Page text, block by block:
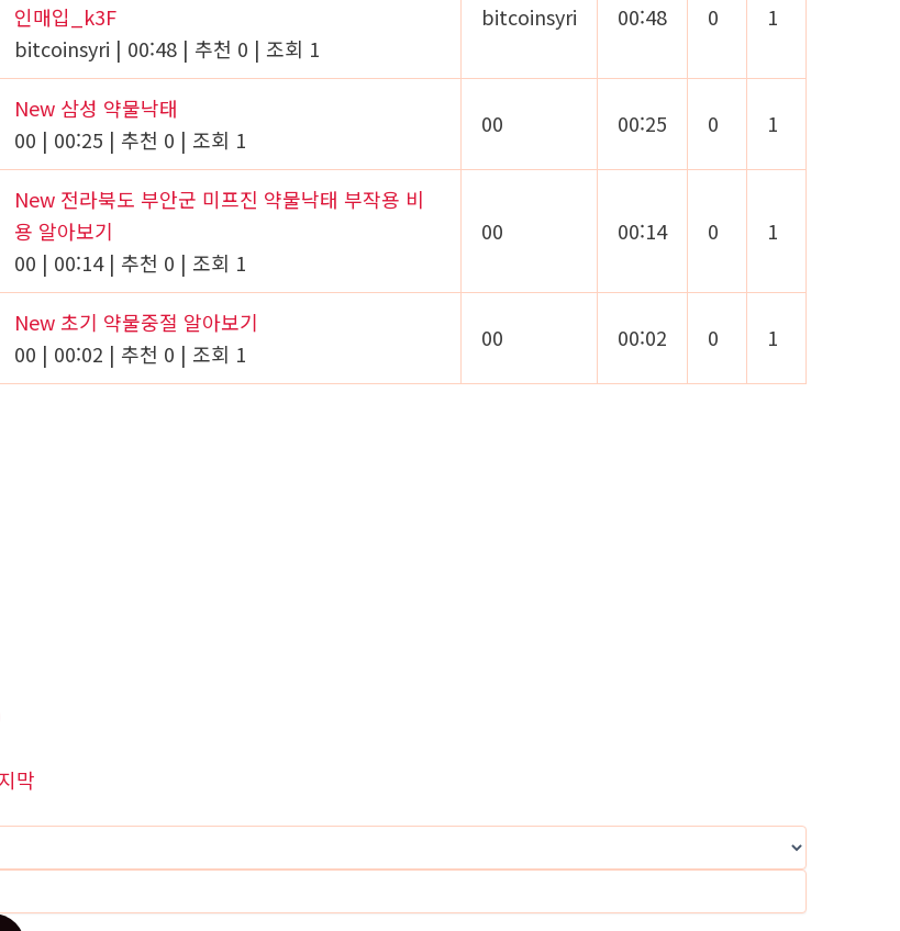
인매입_k3F
bitcoinsyri | 00:48 | 추천 0 | 조회 1
bitcoinsyri 00:48 0 1
New 삼성 약물낙태
00 | 00:25 | 추천 0 | 조회 1
00 00:25 0 1
New 전라북도 부안군 미프진 약물낙태 부작용 비
용 알아보기
00 | 00:14 | 추천 0 | 조회 1
00 00:14 0 1
New 초기 약물중절 알아보기
00 | 00:02 | 추천 0 | 조회 1
00 00:02 0 1
막